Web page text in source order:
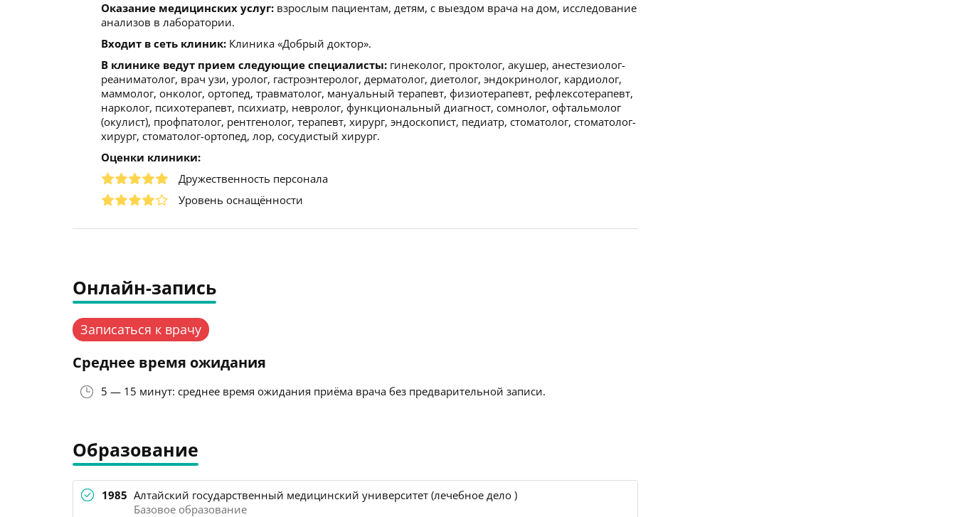
Оказание медицинских услуг: взрослым пациентам, детям, с выездом врача на дом, исследование
анализов в лаборатории.
Входит в сеть клиник: Клиника «Добрый доктор».
В клинике ведут прием следующие специалисты: гинеколог, проктолог, акушер, анестезиолог-
реаниматолог, врач узи, уролог, гастроэнтеролог, дерматолог, диетолог, эндокринолог, кардиолог,
маммолог, онколог, ортопед, травматолог, мануальный терапевт, физиотерапевт, рефлексотерапевт,
нарколог, психотерапевт, психиатр, невролог, функциональный диагност, сомнолог, офтальмолог
(окулист), профпатолог, рентгенолог, терапевт, хирург, эндоскопист, педиатр, стоматолог, стоматолог-
хирург, стоматолог-ортопед, лор, сосудистый хирург.
Оценки клиники:
Дружественность персонала
Уровень оснащённости
Онлайн-запись
Записаться к врачу
Среднее время ожидания
5 — 15 минут: среднее время ожидания приёма врача без предварительной записи.
Образование
1985 Алтайский государственный медицинский университет (лечебное дело )
Базовое образование